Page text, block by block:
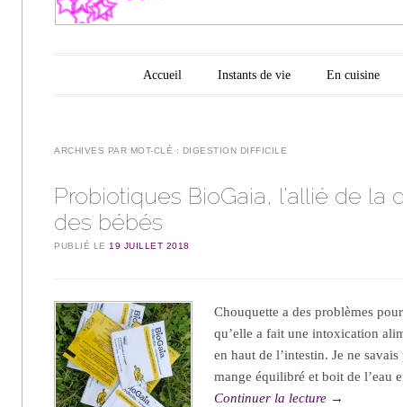
Menu principal
Aller au contenu
Accueil Instants de vie En cuisine
ARCHIVES PAR MOT-CLÉ : DIGESTION DIFFICILE
Probiotiques BioGaia, l’allié de la
des bébés
PUBLIÉ LE19 JUILLET 2018
Chouquette a des problèmes
qu’elle a fait une intoxication
en haut de l’intestin. Je ne
mange équilibré et boit de l’eau
Continuer la lecture →